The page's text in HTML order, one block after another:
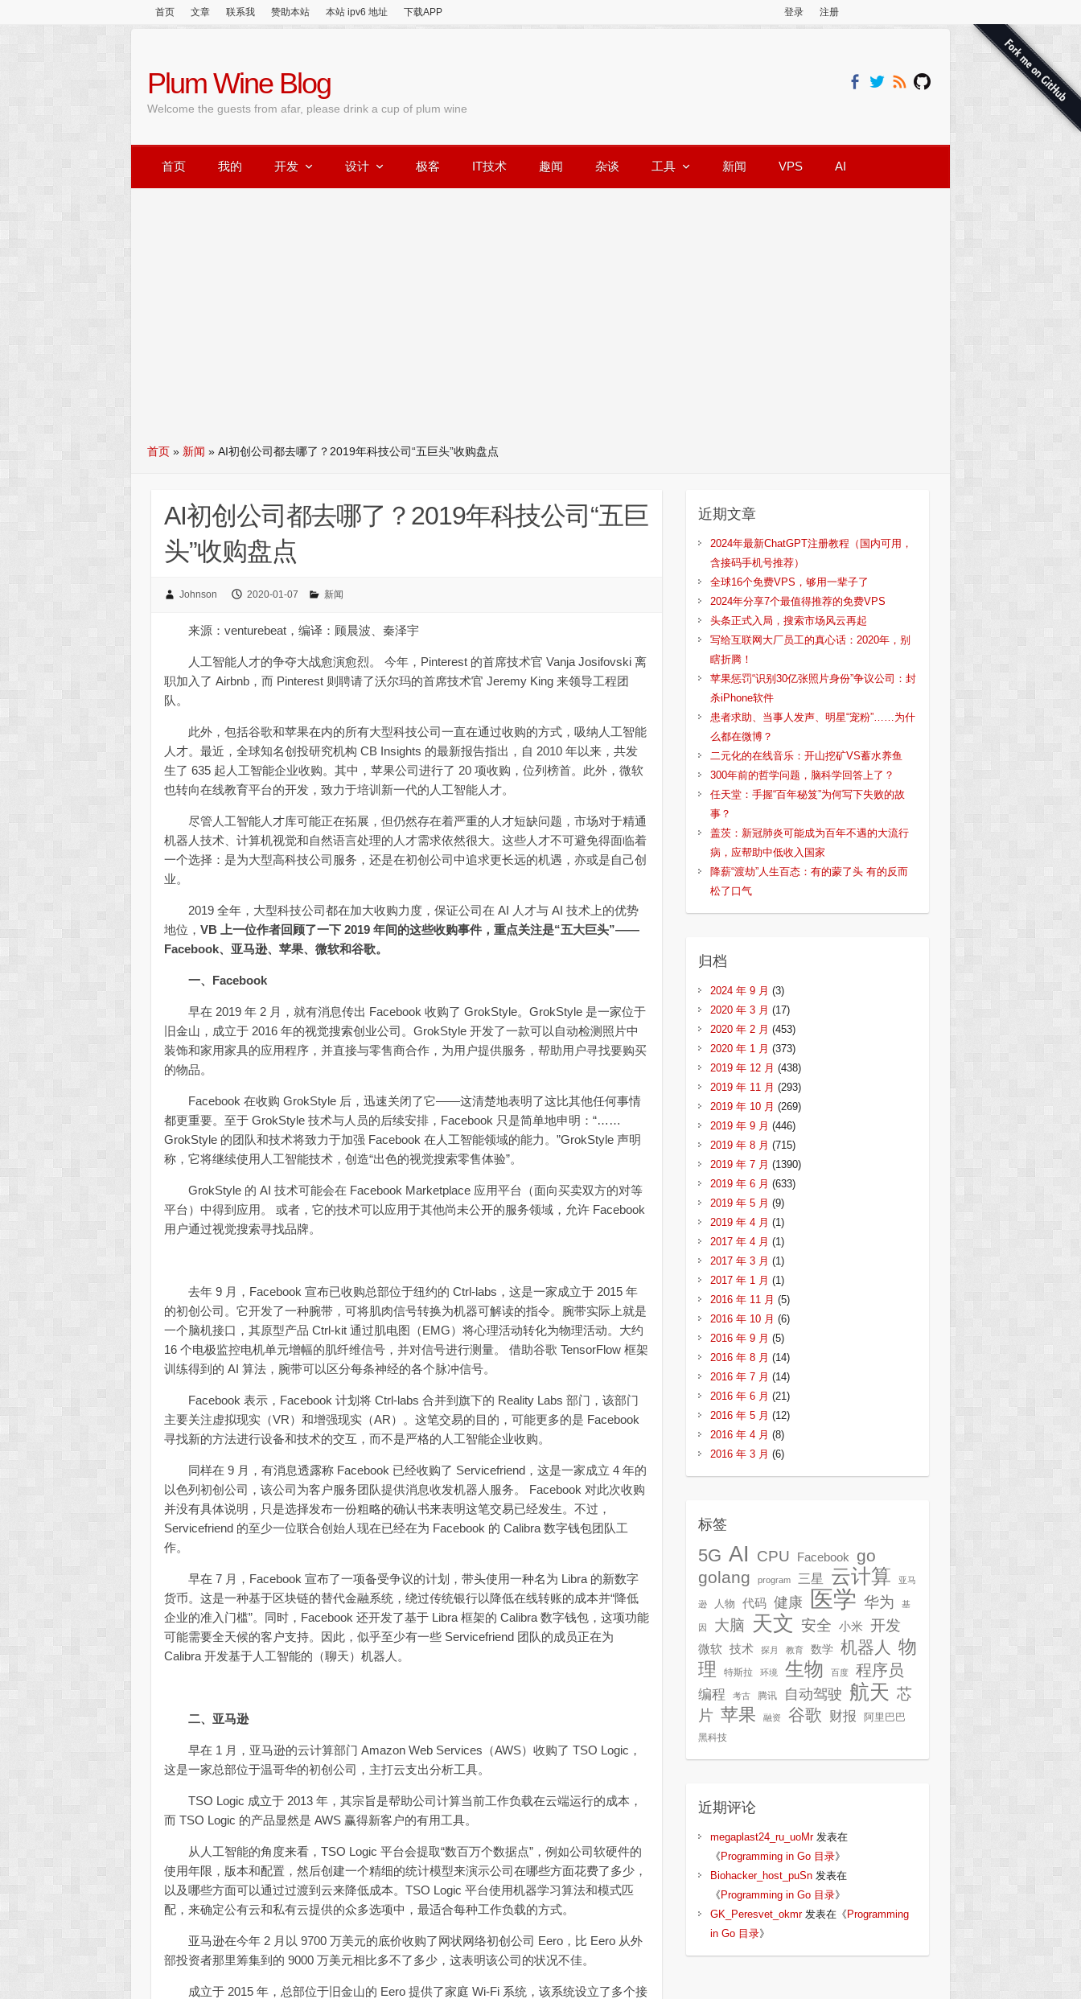
首页 文章 联系我 赞助本站 本站 ipv6 地址 下载APP 登录 注册
Plum Wine Blog
Welcome the guests from afar, please drink a cup of plum wine
首页 我的 开发 设计 极客 IT技术 趣闻 杂谈 工具 新闻 VPS AI
首页 » 新闻 » AI初创公司都去哪了？2019年科技公司“五巨头”收购盘点
AI初创公司都去哪了？2019年科技公司“五巨
头”收购盘点
Johnson 2020-01-07 新闻
来源：venturebeat，编译：顾晨波、秦泽宇
人工智能人才的争夺大战愈演愈烈。 今年，Pinterest 的首席技术官 Vanja Josifovski 离
职加入了 Airbnb，而 Pinterest 则聘请了沃尔玛的首席技术官 Jeremy King 来领导工程团
队。
此外，包括谷歌和苹果在内的所有大型科技公司一直在通过收购的方式，吸纳人工智能
人才。最近，全球知名创投研究机构 CB Insights 的最新报告指出，自 2010 年以来，共发
生了 635 起人工智能企业收购。其中，苹果公司进行了 20 项收购，位列榜首。此外，微软
也转向在线教育平台的开发，致力于培训新一代的人工智能人才。
尽管人工智能人才库可能正在拓展，但仍然存在着严重的人才短缺问题，市场对于精通
机器人技术、计算机视觉和自然语言处理的人才需求依然很大。这些人才不可避免得面临着
一个选择：是为大型高科技公司服务，还是在初创公司中追求更长远的机遇，亦或是自己创
业。
2019 全年，大型科技公司都在加大收购力度，保证公司在 AI 人才与 AI 技术上的优势
地位，VB 上一位作者回顾了一下 2019 年间的这些收购事件，重点关注是“五大巨头”——
Facebook、亚马逊、苹果、微软和谷歌。
一、Facebook
早在 2019 年 2 月，就有消息传出 Facebook 收购了 GrokStyle。GrokStyle 是一家位于
旧金山，成立于 2016 年的视觉搜索创业公司。GrokStyle 开发了一款可以自动检测照片中
装饰和家用家具的应用程序，并直接与零售商合作，为用户提供服务，帮助用户寻找要购买
的物品。
Facebook 在收购 GrokStyle 后，迅速关闭了它——这清楚地表明了这比其他任何事情
都更重要。至于 GrokStyle 技术与人员的后续安排，Facebook 只是简单地申明：“……
GrokStyle 的团队和技术将致力于加强 Facebook 在人工智能领域的能力。”GrokStyle 声明
称，它将继续使用人工智能技术，创造“出色的视觉搜索零售体验”。
GrokStyle 的 AI 技术可能会在 Facebook Marketplace 应用平台（面向买卖双方的对等
平台）中得到应用。 或者，它的技术可以应用于其他尚未公开的服务领域，允许 Facebook
用户通过视觉搜索寻找品牌。
去年 9 月，Facebook 宣布已收购总部位于纽约的 Ctrl-labs，这是一家成立于 2015 年
的初创公司。它开发了一种腕带，可将肌肉信号转换为机器可解读的指令。腕带实际上就是
一个脑机接口，其原型产品 Ctrl-kit 通过肌电图（EMG）将心理活动转化为物理活动。大约
16 个电极监控电机单元增幅的肌纤维信号，并对信号进行测量。 借助谷歌 TensorFlow 框架
训练得到的 AI 算法，腕带可以区分每条神经的各个脉冲信号。
Facebook 表示，Facebook 计划将 Ctrl-labs 合并到旗下的 Reality Labs 部门，该部门
主要关注虚拟现实（VR）和增强现实（AR）。这笔交易的目的，可能更多的是 Facebook
寻找新的方法进行设备和技术的交互，而不是严格的人工智能企业收购。
同样在 9 月，有消息透露称 Facebook 已经收购了 Servicefriend，这是一家成立 4 年的
以色列初创公司，该公司为客户服务团队提供消息收发机器人服务。 Facebook 对此次收购
并没有具体说明，只是选择发布一份粗略的确认书来表明这笔交易已经发生。不过，
Servicefriend 的至少一位联合创始人现在已经在为 Facebook 的 Calibra 数字钱包团队工
作。
早在 7 月，Facebook 宣布了一项备受争议的计划，带头使用一种名为 Libra 的新数字
货币。这是一种基于区块链的替代金融系统，绕过传统银行以降低在线转账的成本并“降低
企业的准入门槛”。同时，Facebook 还开发了基于 Libra 框架的 Calibra 数字钱包，这项功能
可能需要全天候的客户支持。因此，似乎至少有一些 Servicefriend 团队的成员正在为
Calibra 开发基于人工智能的（聊天）机器人。
二、亚马逊
早在 1 月，亚马逊的云计算部门 Amazon Web Services（AWS）收购了 TSO Logic，
这是一家总部位于温哥华的初创公司，主打云支出分析工具。
TSO Logic 成立于 2013 年，其宗旨是帮助公司计算当前工作负载在云端运行的成本，
而 TSO Logic 的产品显然是 AWS 赢得新客户的有用工具。
从人工智能的角度来看，TSO Logic 平台会提取“数百万个数据点”，例如公司软硬件的
使用年限，版本和配置，然后创建一个精细的统计模型来演示公司在哪些方面花费了多少，
以及哪些方面可以通过过渡到云来降低成本。TSO Logic 平台使用机器学习算法和模式匹
配，来确定公有云和私有云提供的众多选项中，最适合每种工作负载的方式。
亚马逊在今年 2 月以 9700 万美元的底价收购了网状网络初创公司 Eero，比 Eero 从外
部投资者那里筹集到的 9000 万美元相比多不了多少，这表明该公司的状况不佳。
成立于 2015 年，总部位于旧金山的 Eero 提供了家庭 Wi-Fi 系统，该系统设立了多个接
近期文章
2024年最新ChatGPT注册教程（国内可用，
含接码手机号推荐）
全球16个免费VPS，够用一辈子了
2024年分享7个最值得推荐的免费VPS
头条正式入局，搜索市场风云再起
写给互联网大厂员工的真心话：2020年，别
瞎折腾！
苹果惩罚“识别30亿张照片身份”争议公司：封
杀iPhone软件
患者求助、当事人发声、明星“宠粉”……为什
么都在微博？
二元化的在线音乐：开山挖矿VS蓄水养鱼
300年前的哲学问题，脑科学回答上了？
任天堂：手握“百年秘笈”为何写下失败的故
事？
盖茨：新冠肺炎可能成为百年不遇的大流行
病，应帮助中低收入国家
降薪“渡劫”人生百态：有的蒙了头 有的反而
松了口气
归档
2024 年 9 月 (3)
2020 年 3 月 (17)
2020 年 2 月 (453)
2020 年 1 月 (373)
2019 年 12 月 (438)
2019 年 11 月 (293)
2019 年 10 月 (269)
2019 年 9 月 (446)
2019 年 8 月 (715)
2019 年 7 月 (1390)
2019 年 6 月 (633)
2019 年 5 月 (9)
2019 年 4 月 (1)
2017 年 4 月 (1)
2017 年 3 月 (1)
2017 年 1 月 (1)
2016 年 11 月 (5)
2016 年 10 月 (6)
2016 年 9 月 (5)
2016 年 8 月 (14)
2016 年 7 月 (14)
2016 年 6 月 (21)
2016 年 5 月 (12)
2016 年 4 月 (8)
2016 年 3 月 (6)
标签
5G AI CPU Facebook
go
golang
program 三星 云计算 亚马
逊 人物 代码 健康 医学 华为 基
因 大脑 天文 安全 小米 开发
微软 技术 探月 教育 数学 机器人 物
理
特斯拉 环境 生物 百度 程序员
编程 考古 腾讯 自动驾驶 航天 芯
片 苹果 融资 谷歌 财报 阿里巴巴
黑科技
近期评论
megaplast24_ru_uoMr发表在
《 Programming in Go 目录》
Biohacker_host_puSn发表在
《 Programming in Go 目录》
GK_Peresvet_okmr发表在《 Programming
in Go 目录》